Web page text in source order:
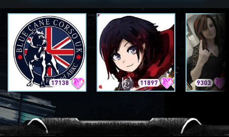
17138 11897 9303